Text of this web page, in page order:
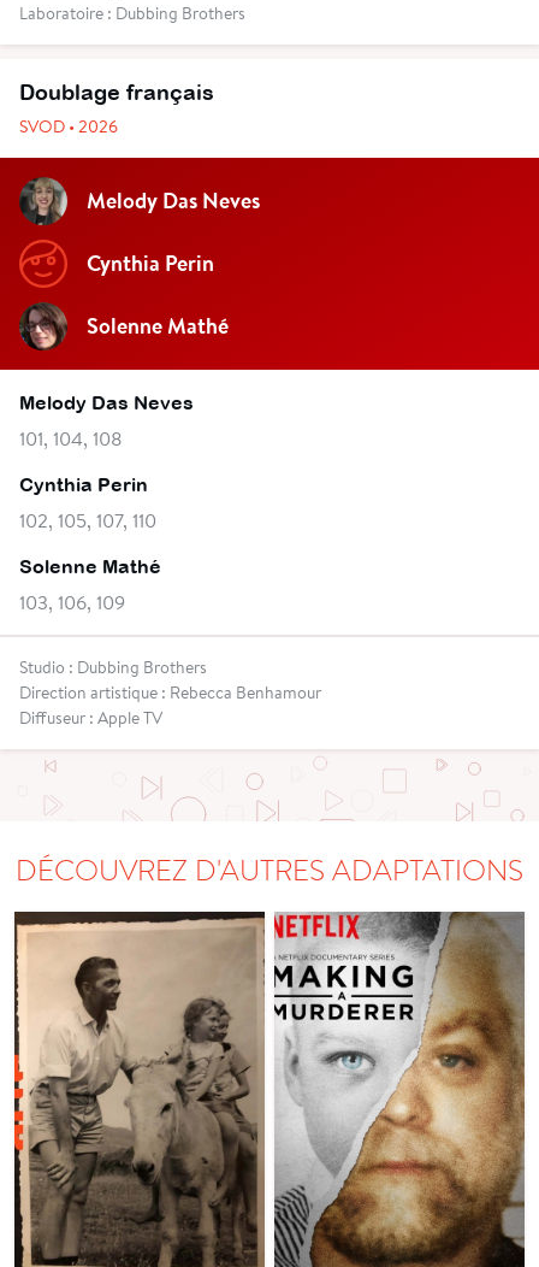
Laboratoire : Dubbing Brothers
Doublage français
SVOD • 2026
Melody Das Neves
Cynthia Perin
Solenne Mathé
Melody Das Neves
101, 104, 108
Cynthia Perin
102, 105, 107, 110
Solenne Mathé
103, 106, 109
Studio : Dubbing Brothers
Direction artistique : Rebecca Benhamour
Diffuseur : Apple TV
DÉCOUVREZ D'AUTRES ADAPTATIONS